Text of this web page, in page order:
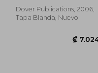
Inglés)
Dover Publications, 2006,
Tapa Blanda, Nuevo